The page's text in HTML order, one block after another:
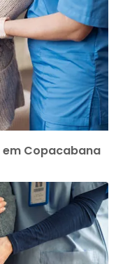
em Copacabana